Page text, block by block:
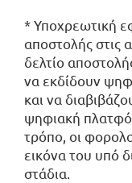
* Υποχρεωτική
αποστολής στις
δελτίο
να εκδίδουν
και να
ψηφιακή
τρόπο, οι
εικόνα του υπό
στάδια.